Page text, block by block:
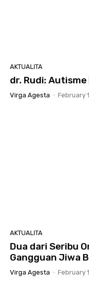
AKTUALITA
dr. Rudi:
Virga Agesta - February
AKTUALITA
Dua dari Seribu
Gangguan Jiwa
Virga Agesta - February